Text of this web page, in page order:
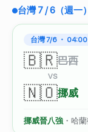
台灣 7 / 6（週一）
台灣 7/6 ・ 04:00
🇧🇷巴西
VS
🇳🇴挪威
挪威晉八強 ・哈